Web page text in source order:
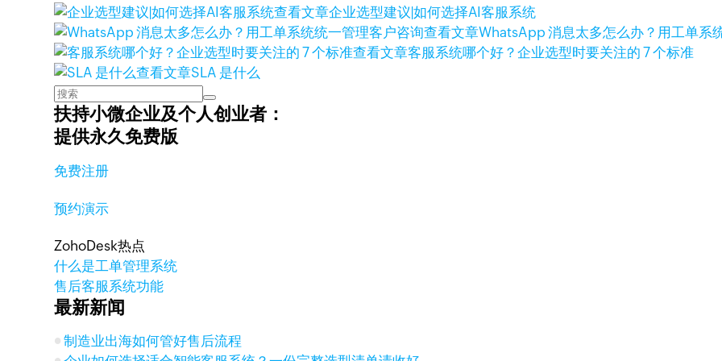
查看文章企业选型建议|如何选择AI客服系统
查看文章WhatsApp 消息太多怎么办？用工单系
查看文章客服系统哪个好？企业选型时要关注的 7 个标准
查看文章SLA 是什么
扶持小微企业及个人创业者：
提供永久免费版
免费注册
预约演示
ZohoDesk热点
什么是工单管理系统
售后客服系统功能
最新新闻
制造业出海如何管好售后流程